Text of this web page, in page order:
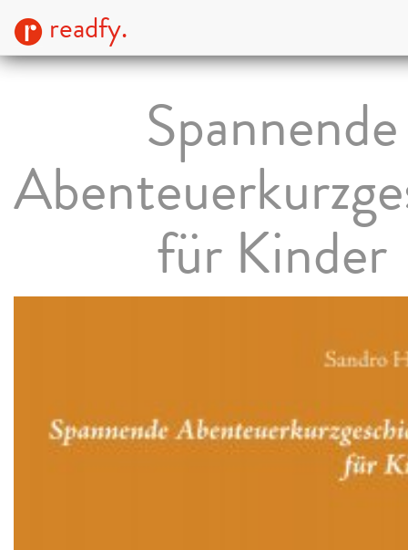
readfy.
Spannende
für Kinder